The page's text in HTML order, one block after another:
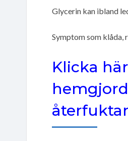
Glycerin kan ibland
Symptom som klåda,
Klicka